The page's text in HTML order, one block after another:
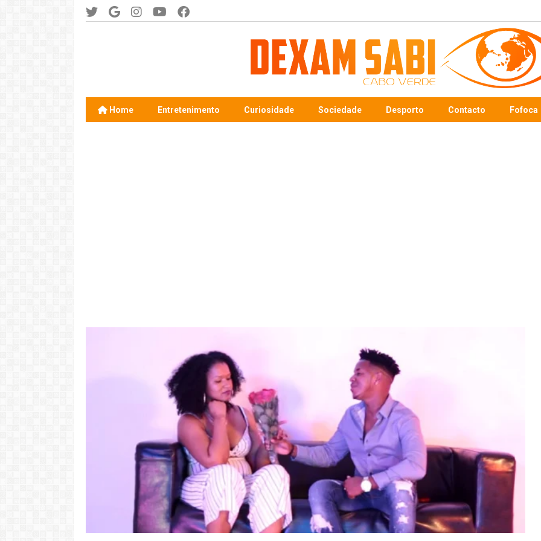
Home Entretenimento Curiosidade Sociedade Desporto Contacto Fofoca
Video: Caboverdiana konta
motivo ki fazel larga
Portugal pa volta pa Cabo
Verde
LER MAIS
"Com 16 anos fui para cama
com o Presidente "
LER MAIS